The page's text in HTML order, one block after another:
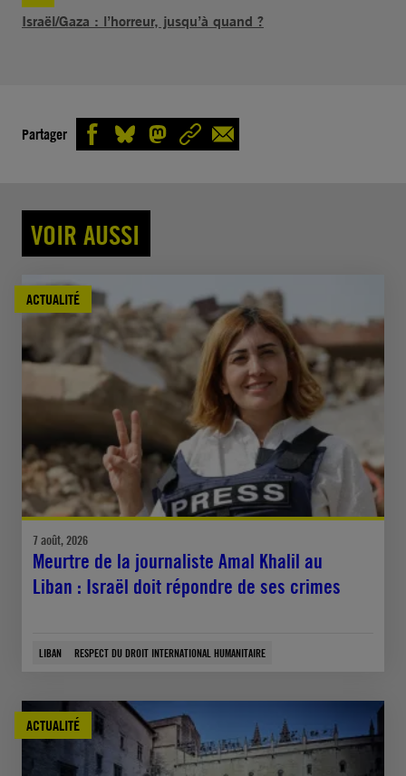
Israël/Gaza : l’horreur, jusqu’à quand ?
Partager
VOIR AUSSI
ACTUALITÉ
7 août, 2026
Meurtre de la journaliste Amal Khalil au
Liban : Israël doit répondre de ses crimes
LIBAN RESPECT DU DROIT INTERNATIONAL HUMANITAIRE
ACTUALITÉ